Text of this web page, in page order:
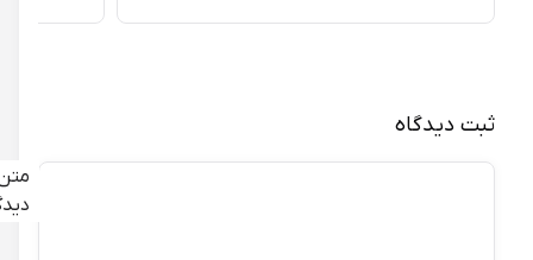
ثبت دیدگاه
متن
دیدگاه